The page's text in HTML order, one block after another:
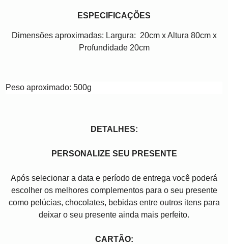
ESPECIFICAÇÕES
Dimensões aproximadas: Largura: 20cm x Altura 80cm x
Profundidade 20cm
Peso aproximado: 500g
DETALHES:
PERSONALIZE SEU PRESENTE
Após selecionar a data e período de entrega você poder
escolher os melhores complementos para o seu presente
como pelúcias, chocolates, bebidas entre outros itens para
deixar o seu presente ainda mais perfeito.
CARTÃO: